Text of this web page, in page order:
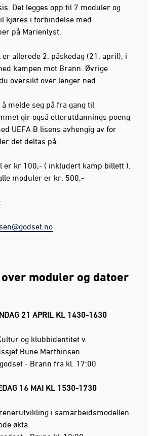
Det legges opp til 7 moduler og
kjøres i forbindelse med
på Marienlyst.
allerede 2. påskedag (21. april), i
kampen mot Brann. Øvrige
oversikt over lenger ned.
melde seg på fra gang til
gir også etterutdannings poeng
UEFA B lisens avhengig av for
det deltas på.
er kr 100,- ( inkludert kamp billett ).
moduler er kr. 500,-
moduler og datoer
21 APRIL KL 1430-1630
og klubbidentitet v.
Rune Marthinsen.
- Brann fra kl. 17:00
16 MAI KL 1530-1730​
i samarbeidsmodellen
økta